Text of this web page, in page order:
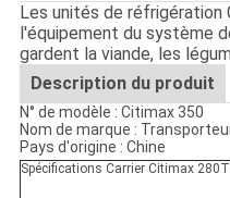
Les unités de réfrigération
l'équipement du système
gardent la viande, les
Description du produit
N° de modèle : Citimax 350
Nom de marque :
Pays d'origine : Chine
Spécifications Carrier Citimax